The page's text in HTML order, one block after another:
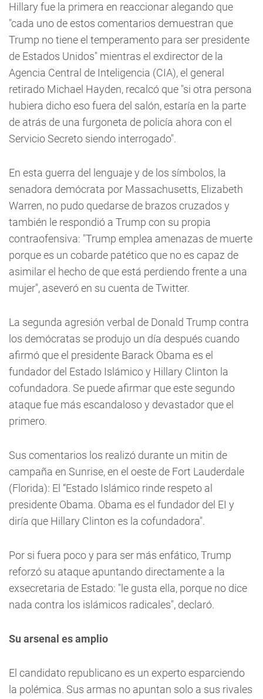
Hillary fue la primera en reaccionar alegando que
"cada uno de estos comentarios demuestran que
Trump no tiene el temperamento para ser presidente
de Estados Unidos" mientras el exdirector de la
Agencia Central de Inteligencia (CIA), el general
retirado Michael Hayden, recalcó que "si otra persona
hubiera dicho eso fuera del salón, estaría en la parte
de atrás de una furgoneta de policía ahora con el
Servicio Secreto siendo interrogado".
En esta guerra del lenguaje y de los símbolos, la
senadora demócrata por Massachusetts, Elizabeth
Warren, no pudo quedarse de brazos cruzados y
también le respondió a Trump con su propia
contraofensiva: "Trump emplea amenazas de muerte
porque es un cobarde patético que no es capaz de
asimilar el hecho de que está perdiendo frente a una
mujer", aseveró en su cuenta de Twitter.
La segunda agresión verbal de Donald Trump contra
los demócratas se produjo un día después cuando
afirmó que el presidente Barack Obama es el
fundador del Estado Islámico y Hillary Clinton la
cofundadora. Se puede afirmar que este segundo
ataque fue más escandaloso y devastador que el
primero.
Sus comentarios los realizó durante un mitin de
campaña en Sunrise, en el oeste de Fort Lauderdale
(Florida): El “Estado Islámico rinde respeto al
presidente Obama. Obama es el fundador del EI y
diría que Hillary Clinton es la cofundadora".
Por si fuera poco y para ser más enfático, Trump
reforzó su ataque apuntando directamente a la
exsecretaria de Estado: "le gusta ella, porque no dice
nada contra los islámicos radicales", declaró.
Su arsenal es amplio
El candidato republicano es un experto esparciendo
la polémica. Sus armas no apuntan solo a sus rivales